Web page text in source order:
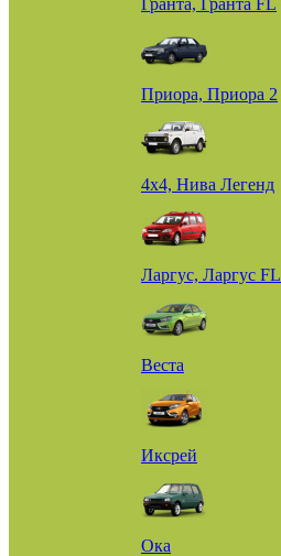
Гранта, Гранта FL
Приора, Приора 2
4х4, Нива Легенд
Ларгус, Ларгус FL
Веста
Иксрей
Ока